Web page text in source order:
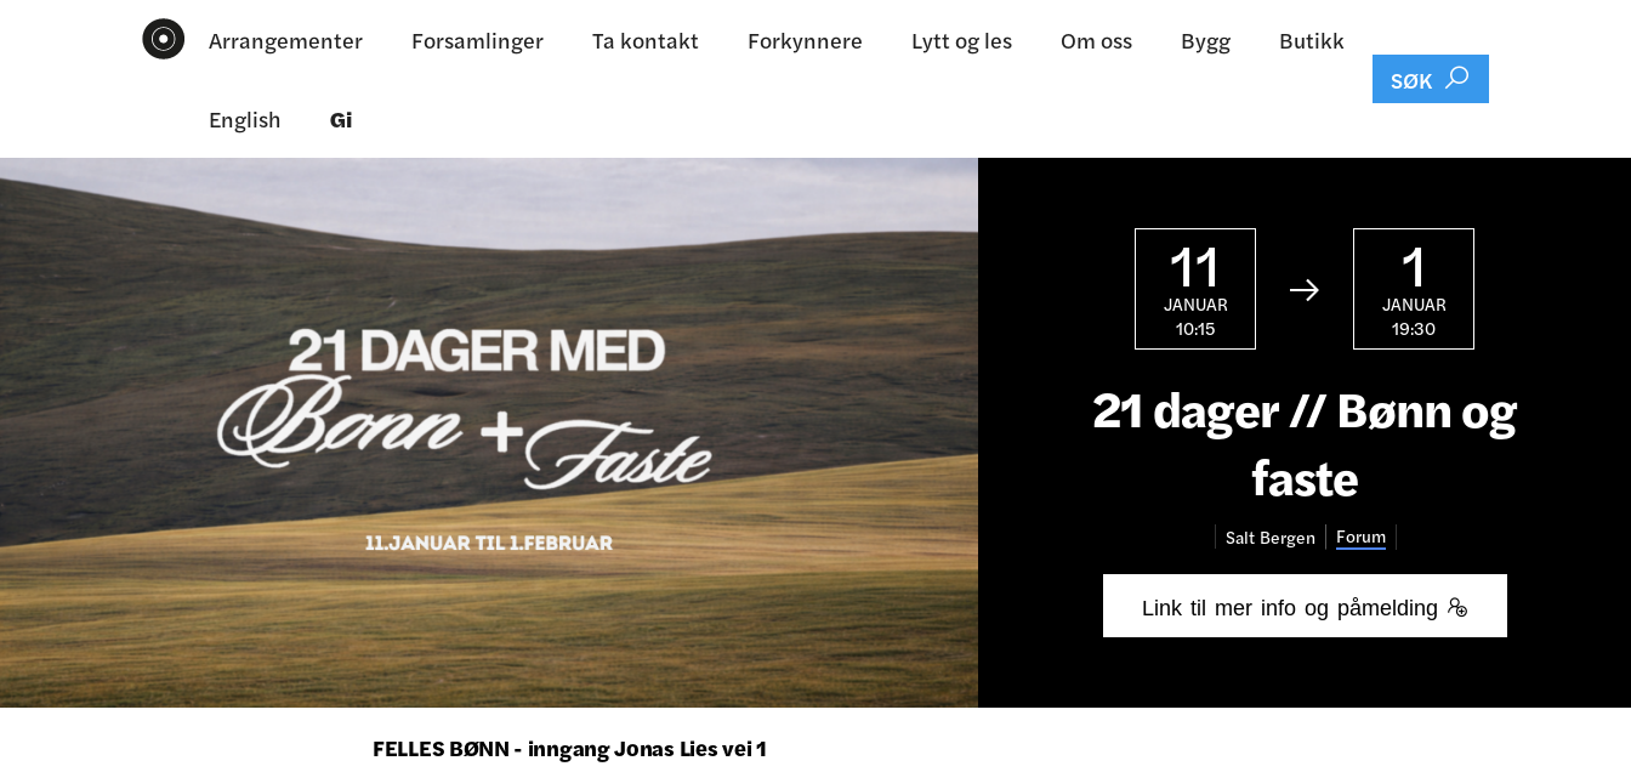
Arrangementer Forsamlinger Ta kontakt Forkynnere Lytt og les Om oss Bygg Butikk
English Gi
SØK 
11
JANUAR
10:15
 1
JANUAR
19:30
21 dager // Bønn og
faste
Salt Bergen Forum
Link til mer info og påmelding 
FELLES BØNN - inngang Jonas Lies vei 1